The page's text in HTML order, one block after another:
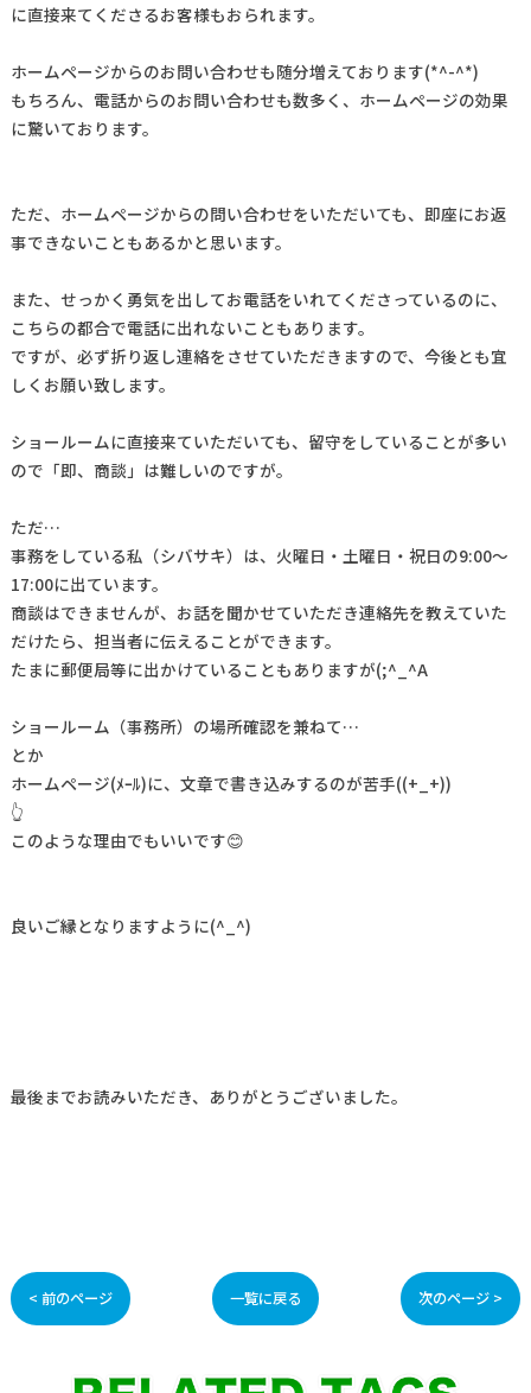
に直接来てくださるお客様もおられます。
ホームページからのお問い合わせも随分増えております(*^-^*)
もちろん、電話からのお問い合わせも数多く、ホームページの効果
に驚いております。
ただ、ホームページからの問い合わせをいただいても、即座にお返
事できないこともあるかと思います。
また、せっかく勇気を出してお電話をいれてくださっているのに、
こちらの都合で電話に出れないこともあります。
ですが、必ず折り返し連絡をさせていただきますので、今後とも宜
しくお願い致します。
ショールームに直接来ていただいても、留守をしていることが多い
ので「即、商談」は難しいのですが。
ただ…
事務をしている私（シバサキ）は、火曜日・土曜日・祝日の9:00～
17:00に出ています。
商談はできませんが、お話を聞かせていただき連絡先を教えていた
だけたら、担当者に伝えることができます。
たまに郵便局等に出かけていることもありますが(;^_^A
ショールーム（事務所）の場所確認を兼ねて…
とか
ホームページ(ﾒｰﾙ)に、文章で書き込みするのが苦手((+_+))
👆
このような理由でもいいです😊
良いご縁となりますように(^_^)
最後までお読みいただき、ありがとうございました。
< 前のページ 一覧に戻る 次のページ >